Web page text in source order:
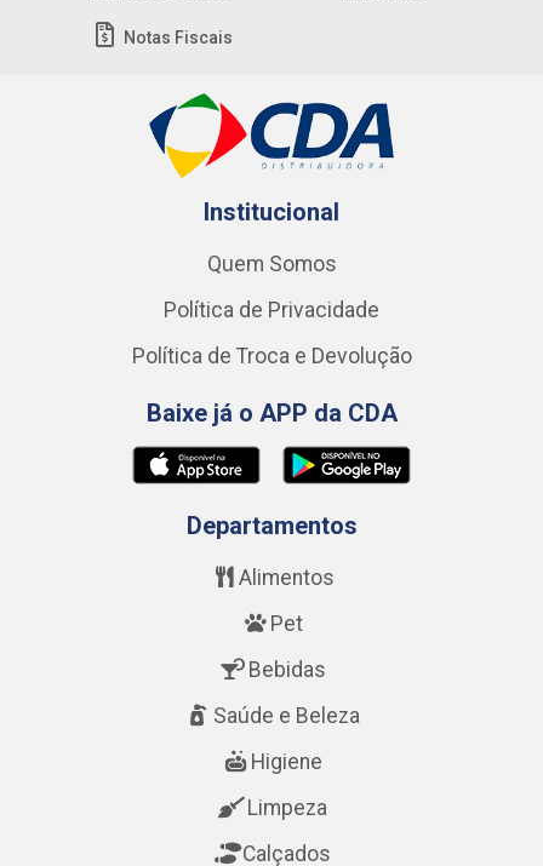
Notas Fiscais
Institucional
Quem Somos
Política de Privacidade
Política de Troca e Devolução
Baixe já o APP da CDA
Departamentos
Alimentos
Pet
Bebidas
Saúde e Beleza
Higiene
Limpeza
Calçados